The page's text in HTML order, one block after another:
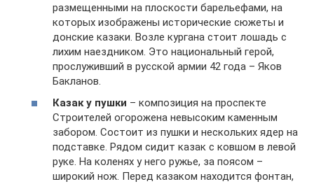
размещенными на плоскости барельефами, на
которых изображены исторические сюжеты и
донские казаки. Возле кургана стоит лошадь с
лихим наездником. Это национальный герой,
прослуживший в русской армии 42 года – Яков
Бакланов.
Казак у пушки – композиция на проспекте
Строителей огорожена невысоким каменным
забором. Состоит из пушки и нескольких ядер на
подставке. Рядом сидит казак с ковшом в левой
руке. На коленях у него ружье, за поясом –
широкий нож. Перед казаком находится фонтан,